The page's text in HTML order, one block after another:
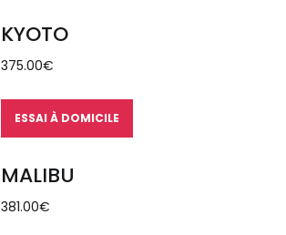
KYOTO
375.00€
ESSAI À DOMICILE
MALIBU
381.00€